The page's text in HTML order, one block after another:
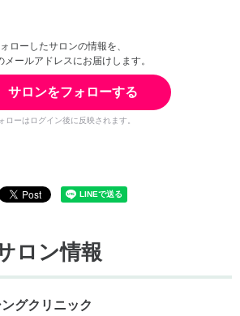
ローしたサロンの情報を、
メールアドレスにお届けします。
サロンをフォローする
ローはログイン後に反映されます。
ロン情報
グクリニック